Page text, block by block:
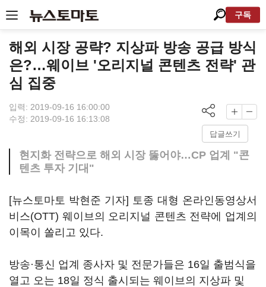
구독
해외 시장 공략? 지상파 방송 공급 방식
은?…웨이브 '오리지널 콘텐츠 전략' 관
심 집중
입력: 2019-09-16 16:00:00
수정: 2019-09-16 16:13:08
답글쓰기
현지화 전략으로 해외 시장 뚫어야…CP 업계 "콘
텐츠 투자 기대"
[뉴스토마토 박현준 기자] 토종 대형 온라인동영상서
비스(OTT) 웨이브의 오리지널 콘텐츠 전략에 업계의
이목이 쏠리고 있다.
방송·통신 업계 종사자 및 전문가들은 16일 출범식을
열고 오는 18일 정식 출시되는 웨이브의 지상파 및